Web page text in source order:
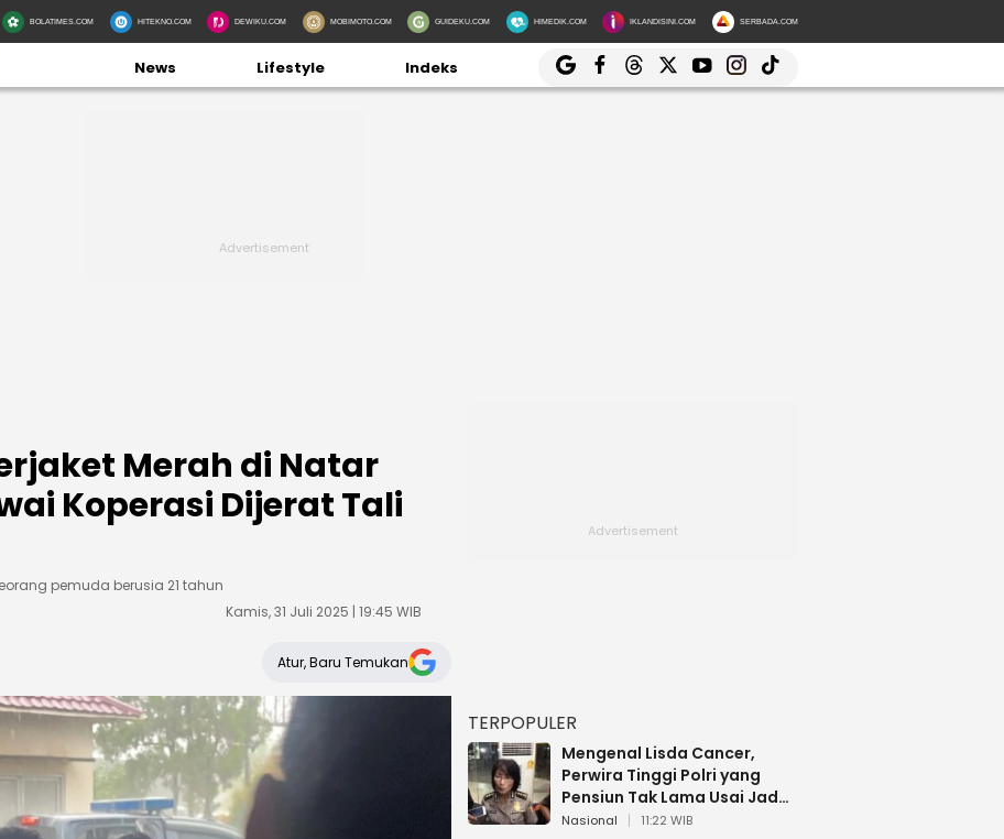
BOLATIMES.COM HITEKNO.COM DEWIKU.COM MOBIMOTO.COM GUIDEKU.COM HIMEDIK.COM IKLANDISINI.COM SERBADA.COM
News Lifestyle Indeks
Merah di Natar
Koperasi Dijerat Tali
pemuda berusia 21 tahun
Kamis, 31 Juli 2025 | 19:45 WIB
Atur, Baru Temukan
TERPOPULER
Mengenal Lisda Cancer,
Perwira Tinggi Polri yang
Pensiun Tak Lama Usai Jadi
Brigjen
Nasional 11:22 WIB